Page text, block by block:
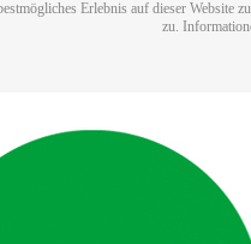
Erlebnis auf dieser Website
zu.